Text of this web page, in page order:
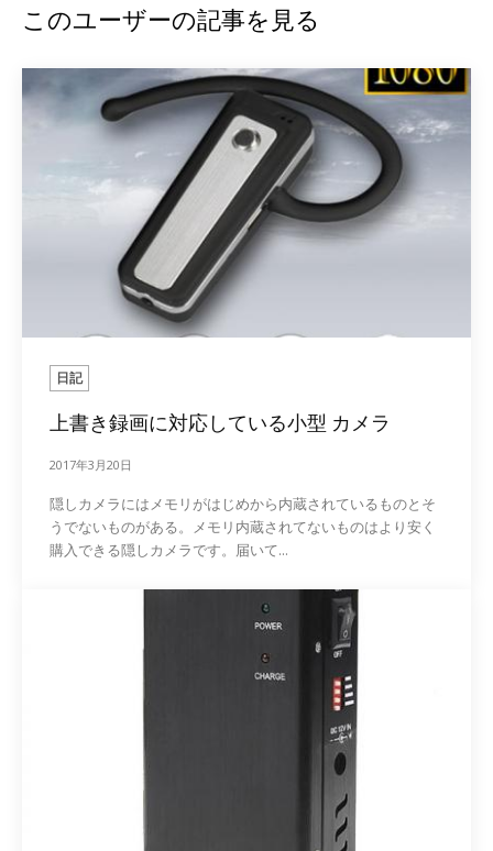
このユーザーの記事を見る
日記
上書き録画に対応している小型 カメラ
2017年3月20日
隠しカメラにはメモリがはじめから内蔵されているものとそ
うでないものがある。メモリ内蔵されてないものはより安く
購入できる隠しカメラです。届いて...